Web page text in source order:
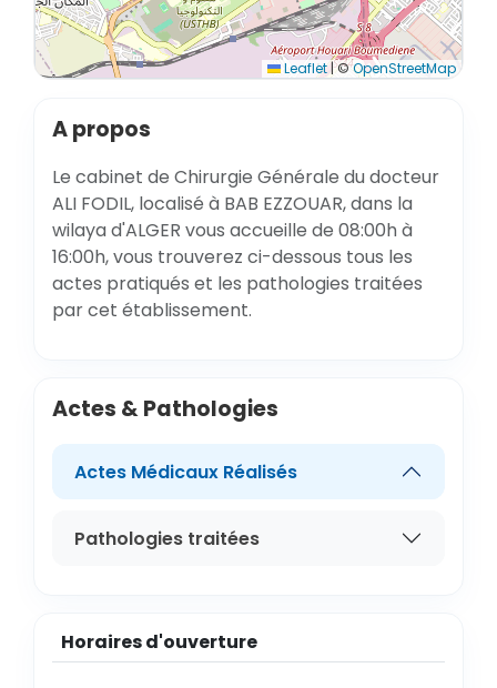
Leaflet|©OpenStreetMap
A propos
Le cabinet de Chirurgie Générale du docteur
ALI FODIL, localisé à BAB EZZOUAR, dans la
wilaya d'ALGER vous accueille de 08:00h à
16:00h, vous trouverez ci-dessous tous les
actes pratiqués et les pathologies traitées
par cet établissement.
Actes & Pathologies
Actes Médicaux Réalisés
Pathologies traitées
Horaires d'ouverture